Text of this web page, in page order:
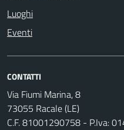
Luoghi
Eventi
CONTATTI
Via Fiumi Marina, 8
73055 Racale (LE)
C.F. 81001290758 - P.Iva: